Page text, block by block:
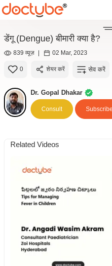
डेंगू (Dengue) बीमारी क्या है?
839 व्यूज़ | 02 Mar, 2023
0 शेयर करें सेव करें
Dr. Gopal Dhakar
Consult Subscribe
Related Videos